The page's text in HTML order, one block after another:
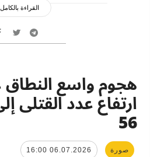
القراءة بالكامل
هجوم واسع
56
صورة 06.07.2026 16:00